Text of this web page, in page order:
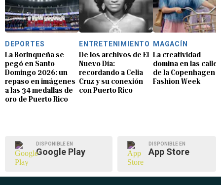
DEPORTES
La Borinqueña se
pegó en Santo
Domingo 2026: un
repaso en imágenes
a las 34 medallas de
oro de Puerto Rico
ENTRETENIMIENTO
De los archivos de El
Nuevo Día:
recordando a Celia
Cruz y su conexión
con Puerto Rico
MAGACÍN
La creatividad
domina en las calles
de la Copenhagen
Fashion Week
DISPONIBLE EN
Google Play
DISPONIBLE EN
App Store